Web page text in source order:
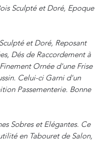
Sculpté et Doré, Epoque
et Doré, Reposant
Dés de Raccordement à
Ornée d'une Frise
Celui-ci Garni d'un
Passementerie. Bonne
Sobres et Elégantes. Ce
en Tabouret de Salon,